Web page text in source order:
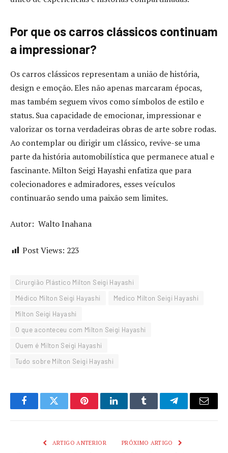
Por que os carros clássicos continuam
a impressionar?
Os carros clássicos representam a união de história,
design e emoção. Eles não apenas marcaram épocas,
mas também seguem vivos como símbolos de estilo e
status. Sua capacidade de emocionar, impressionar e
valorizar os torna verdadeiras obras de arte sobre rodas.
Ao contemplar ou dirigir um clássico, revive-se uma
parte da história automobilística que permanece atual e
fascinante. Milton Seigi Hayashi enfatiza que para
colecionadores e admiradores, esses veículos
continuarão sendo uma paixão sem limites.
Autor: Walto Inahana
Post Views: 223
Cirurgião Plástico Milton Seigi Hayashi
Médico Milton Seigi Hayashi
Medico Milton Seigi Hayashi
Milton Seigi Hayashi
O que aconteceu com Milton Seigi Hayashi
Quem é Milton Seigi Hayashi
Tudo sobre Milton Seigi Hayashi
FacebookTwitter PinterestLinkedInTumblr TelegramEmail
ARTIGO ANTERIOR PRÓXIMO ARTIGO